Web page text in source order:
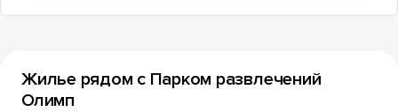
Жилье рядом с Парком развлечений
Олимп